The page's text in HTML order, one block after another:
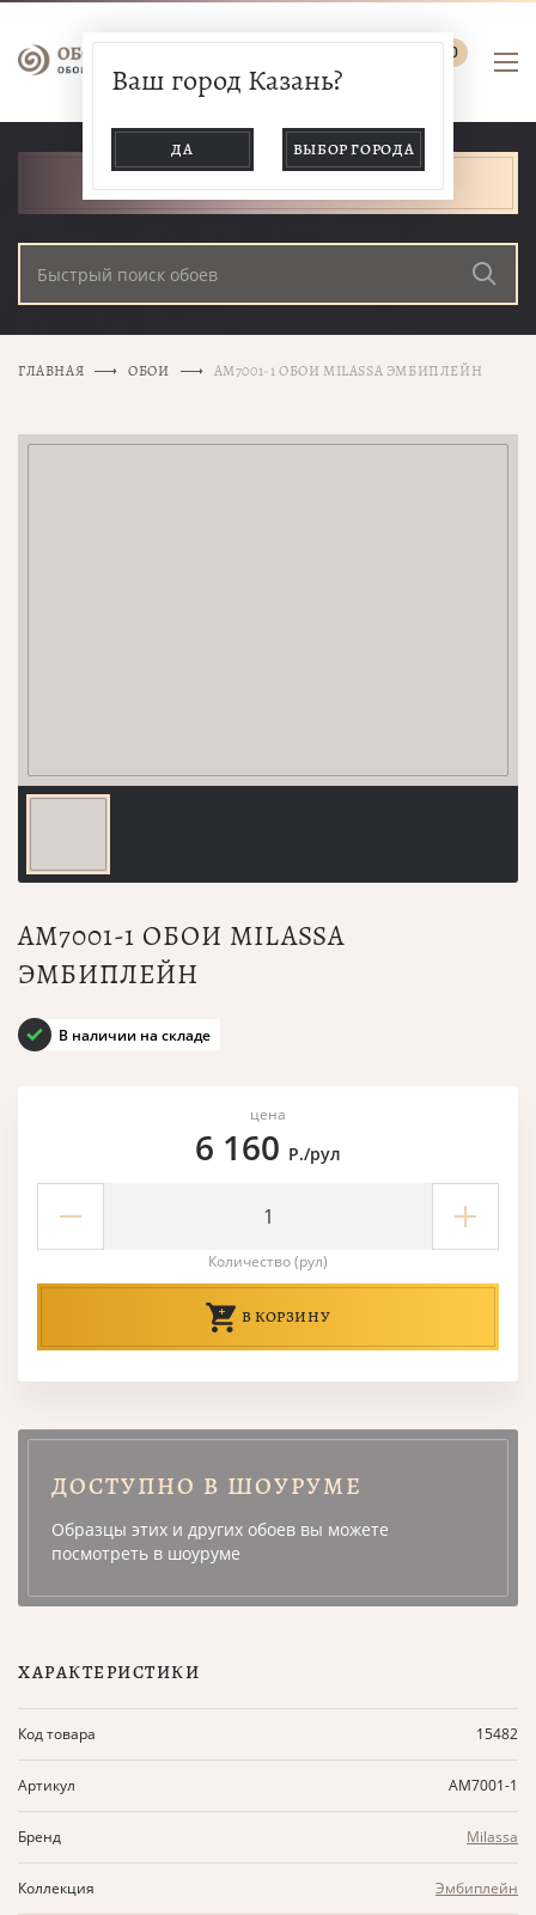
0
Ваш город Казань?
ДА ВЫБОР ГОРОДА
ГЛАВНАЯ ОБОИ AM7001-1 ОБОИ MILASSA ЭМБИПЛЕЙН
AM7001-1 ОБОИ MILASSA
ЭМБИПЛЕЙН
В наличии на складе
цена
6 160 Р./рул
Количество (рул)
В КОРЗИНУ
ДОСТУПНО В ШОУРУМЕ
Образцы этих и других обоев вы можете
посмотреть в шоуруме
ХАРАКТЕРИСТИКИ
Код товара 15482
Артикул AM7001-1
Бренд Milassa
Коллекция Эмбиплейн